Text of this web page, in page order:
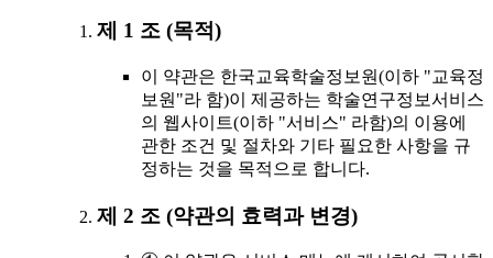
제 1 조 (목적)
이 약관은 한국교육학술정보원(이하 "교육정
보원"라 함)이 제공하는 학술연구정보서비스
의 웹사이트(이하 "서비스" 라함)의 이용에
관한 조건 및 절차와 기타 필요한 사항을 규
정하는 것을 목적으로 합니다.
제 2 조 (약관의 효력과 변경)